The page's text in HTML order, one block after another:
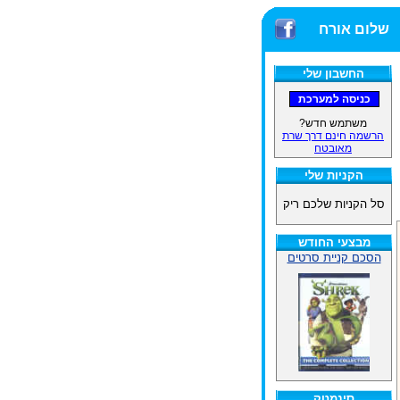
שלום אורח
החשבון שלי
משתמש חדש?
הרשמה חינם דרך שרת
מאובטח
הקניות שלי
סל הקניות שלכם ריק
מבצעי החודש
הסכם קניית סרטים